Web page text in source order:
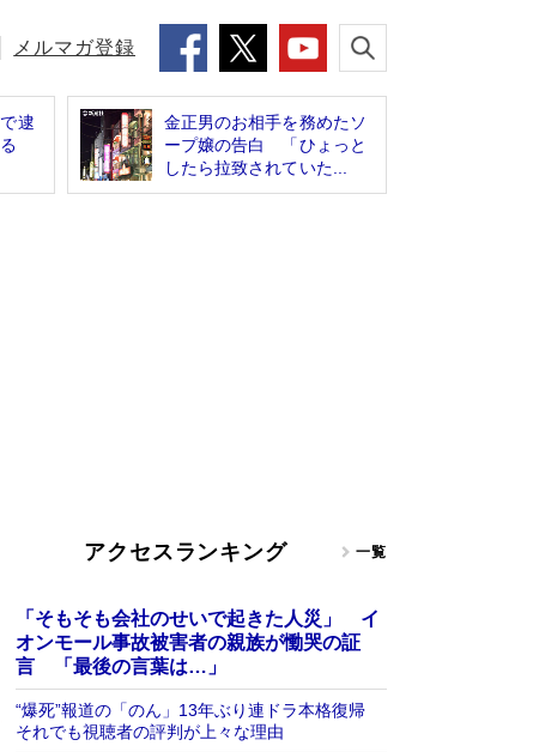
メルマガ登録
逮
金正男のお相手を務めたソ
ープ嬢の告白 「ひょっと
したら拉致されていた...
アクセスランキング 一覧
「そもそも会社のせいで起きた人災」 イ
オンモール事故被害者の親族が慟哭の証
言 「最後の言葉は…」
“爆死”報道の「のん」13年ぶり連ドラ本格復帰
それでも視聴者の評判が上々な理由